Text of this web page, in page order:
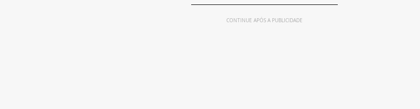
CONTINUE APÓS A PUBLICIDADE